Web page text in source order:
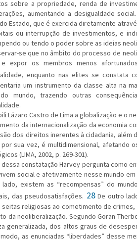
sobre a propriedade, renda de
aumentando a desigualdade
Estado, que é exercida diretamente
ou interrupção de investimentos, e
ou tendo o poder sobre as ideias
se que no âmbito do processo de
expor os membros menos
enquanto nas elites se constata
um instrumento da classe alta na
mundo, trazendo outras
Lázaro Castro de Lima a globalização e o
da internacionalização da economia
dos direitos inerentes à cidadania, além
sua vez, é multidimensional, afetando
(LIMA, 2002, p. 269-301).
dessa constatação Harvey pergunta como
social e afetivamente nesse mundo
existem as “recompensas” do
das pseudosatisfações. 28De outro
seitas religiosas ao cometimento de
da neoliberalização. Segundo Goran
generalizada, dos altos graus de
as enunciadas “liberdades” desse